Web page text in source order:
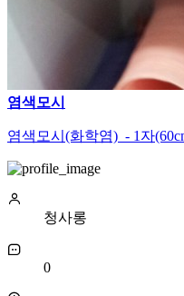
염색모시
염색모시(화학염) - 1자
청사롱
0